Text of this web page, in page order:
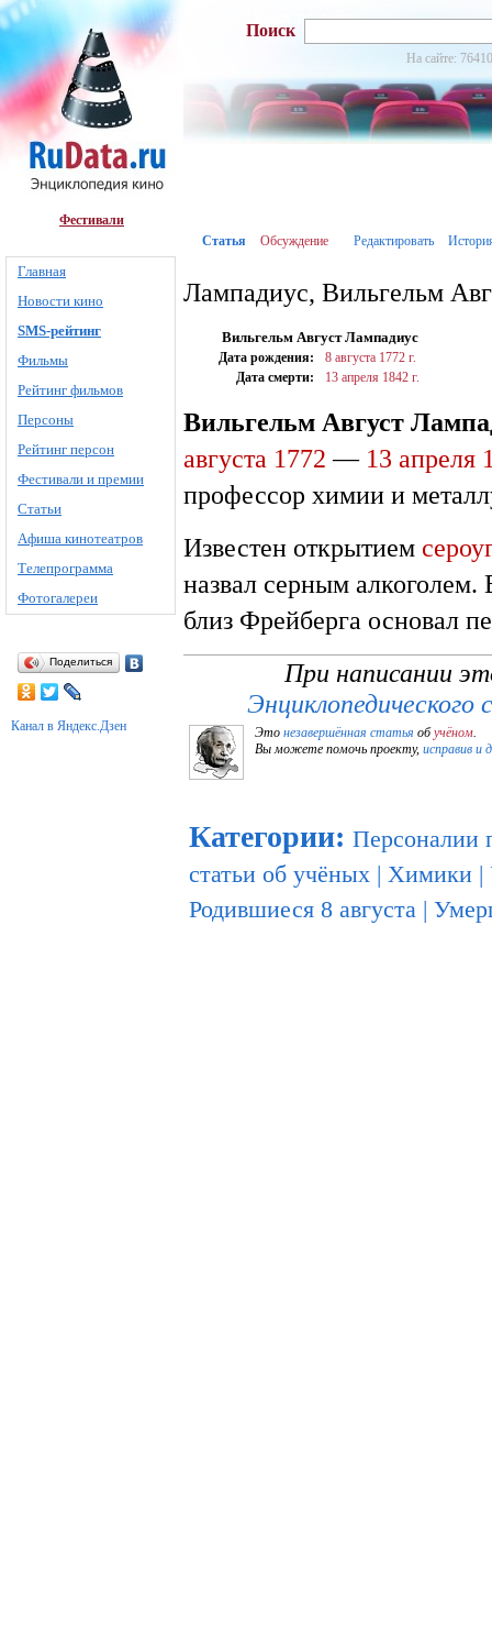
Фестивали
Главная
Новости кино
SMS-рейтинг
Фильмы
Рейтинг фильмов
Персоны
Рейтинг персон
Фестивали и премии
Статьи
Афиша кинотеатров
Телепрограмма
Фотогалереи
Поделиться
Канал в Яндекс.Дзен
Поиск
На сайте:
Статья Обсуждение Редактировать
Лампадиус, Вильгельм
Вильгельм Август Лампадиус
Дата рождения: 8 августа 1772 г.
Дата смерти:
13 апреля 1842 г.
Вильгельм Август
августа 1772 — 13 апреля
профессор химии и
Известен открытием
назвал серным алкоголем.
близ Фрейберга основал
При написании
Энциклопедического
Это незавершённая статья обучёном.
Вы можете помочь проекту, исправив и
Категории: Персоналии
статьи об учёных | Химики |
Родившиеся 8 августа |